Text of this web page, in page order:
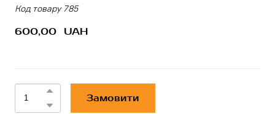
Код товару 785
600,00  UAH
Замовити